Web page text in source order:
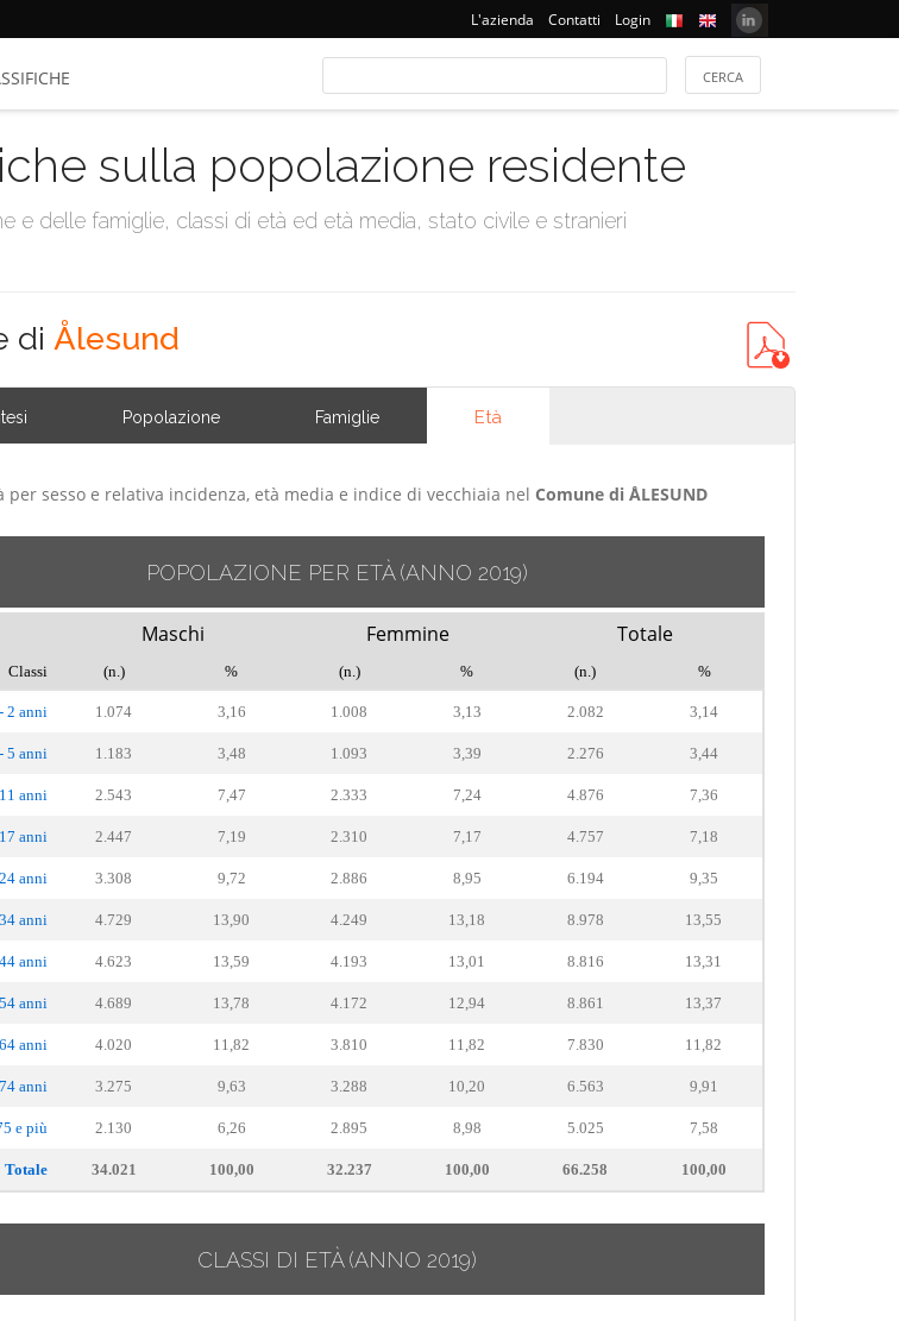
L'azienda Contatti Login
sulla popolazione residente
e delle famiglie, classi di età ed età media, stato civile e stranieri
di Ålesund
Popolazione Famiglie Età
per sesso e relativa incidenza, età media e indice di vecchiaia nel Comune di ÅLESUND
POPOLAZIONE PER ETÀ (ANNO 2019)
Maschi Femmine Totale
Classi (n.) % (n.) % (n.) %
2 anni 1.074 3,16 1.008 3,13 2.082 3,14
5 anni 1.183 3,48 1.093 3,39 2.276 3,44
anni 2.543 7,47 2.333 7,24 4.876 7,36
anni 2.447 7,19 2.310 7,17 4.757 7,18
anni 3.308 9,72 2.886 8,95 6.194 9,35
anni 4.729 13,90 4.249 13,18 8.978 13,55
anni 4.623 13,59 4.193 13,01 8.816 13,31
anni 4.689 13,78 4.172 12,94 8.861 13,37
anni 4.020 11,82 3.810 11,82 7.830 11,82
anni 3.275 9,63 3.288 10,20 6.563 9,91
e più 2.130 6,26 2.895 8,98 5.025 7,58
Totale 34.021 100,00 32.237 100,00 66.258 100,00
CLASSI DI ETÀ (ANNO 2019)